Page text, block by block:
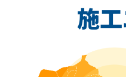
施